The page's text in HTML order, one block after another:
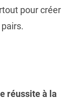
pour créer
réussite à la